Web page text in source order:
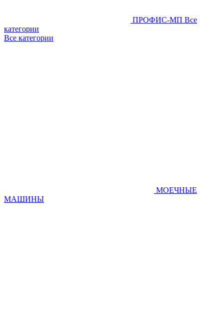
ПРОФИС-МП Все
категории
Все категории
МОЕЧНЫЕ
МАШИНЫ